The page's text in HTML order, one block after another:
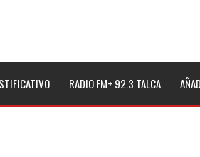
Brasil tras impulsar un intercambio musical
de Salud por dejar fuera a Linares: “No dará
RADIO FM+ 92.3 TALCA